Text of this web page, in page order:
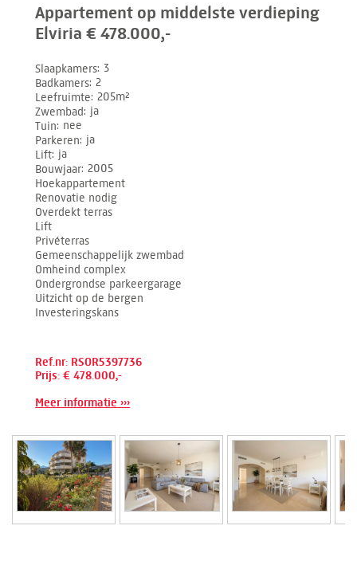
Appartement op middelste verdieping
Elviria € 478.000,-
Slaapkamers 3
Badkamers 2
Leefruimte 205m²
Zwembad ja
Tuin nee
Parkeren ja
Lift ja
Bouwjaar 2005
Hoekappartement
Renovatie nodig
Overdekt terras
Lift
Privéterras
Gemeenschappelijk zwembad
Omheind complex
Ondergrondse parkeergarage
Uitzicht op de bergen
Investeringskans
Ref.nr: RSOR5397736
Prijs: € 478.000,-
Meer informatie ›››